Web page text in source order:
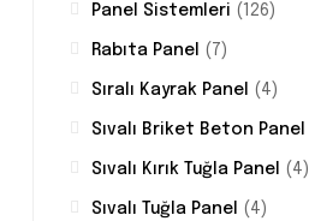
Panel Sistemleri (126)
Rabıta Panel (7)
Sıralı Kayrak Panel (4)
Sıvalı Briket Beton Panel
Sıvalı Kırık Tuğla Panel (4)
Sıvalı Tuğla Panel (4)